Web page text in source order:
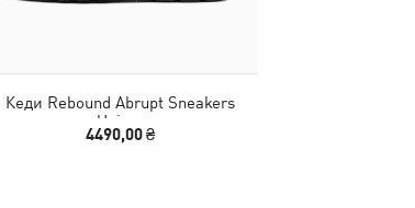
Кеди Rebound Abrupt Sneakers
Unisex
4490,00 ₴